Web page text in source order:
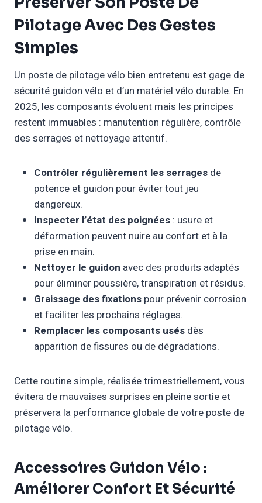
Pilotage Avec Des Gestes
Simples
Un poste de pilotage vélo bien entretenu est gage de
sécurité guidon vélo et d’un matériel vélo durable. En
2025, les composants évoluent mais les principes
restent immuables : manutention régulière, contrôle
des serrages et nettoyage attentif.
Contrôler régulièrement les serrages de
potence et guidon pour éviter tout jeu
dangereux.
Inspecter l’état des poignées : usure et
déformation peuvent nuire au confort et à la
prise en main.
Nettoyer le guidon avec des produits adaptés
pour éliminer poussière, transpiration et résidus.
Graissage des fixations pour prévenir corrosion
et faciliter les prochains réglages.
Remplacer les composants usés dès
apparition de fissures ou de dégradations.
Cette routine simple, réalisée trimestriellement, vous
évitera de mauvaises surprises en pleine sortie et
préservera la performance globale de votre poste de
pilotage vélo.
Accessoires Guidon Vélo :
Améliorer Confort Et Sécurité